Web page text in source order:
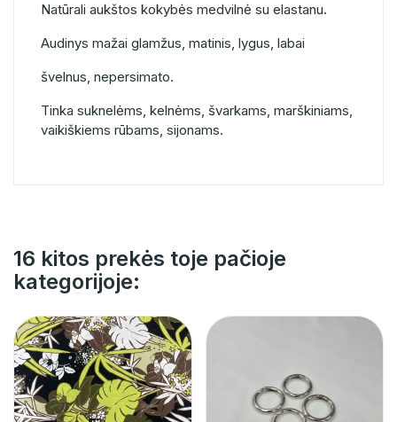
Natūrali aukštos kokybės medvilnė su elastanu.
Audinys mažai glamžus, matinis, lygus, labai
švelnus, nepersimato.
Tinka suknelėms, kelnėms, švarkams, marškiniams,
vaikiškiems rūbams, sijonams.
16 kitos prekės toje pačioje
kategorijoje: